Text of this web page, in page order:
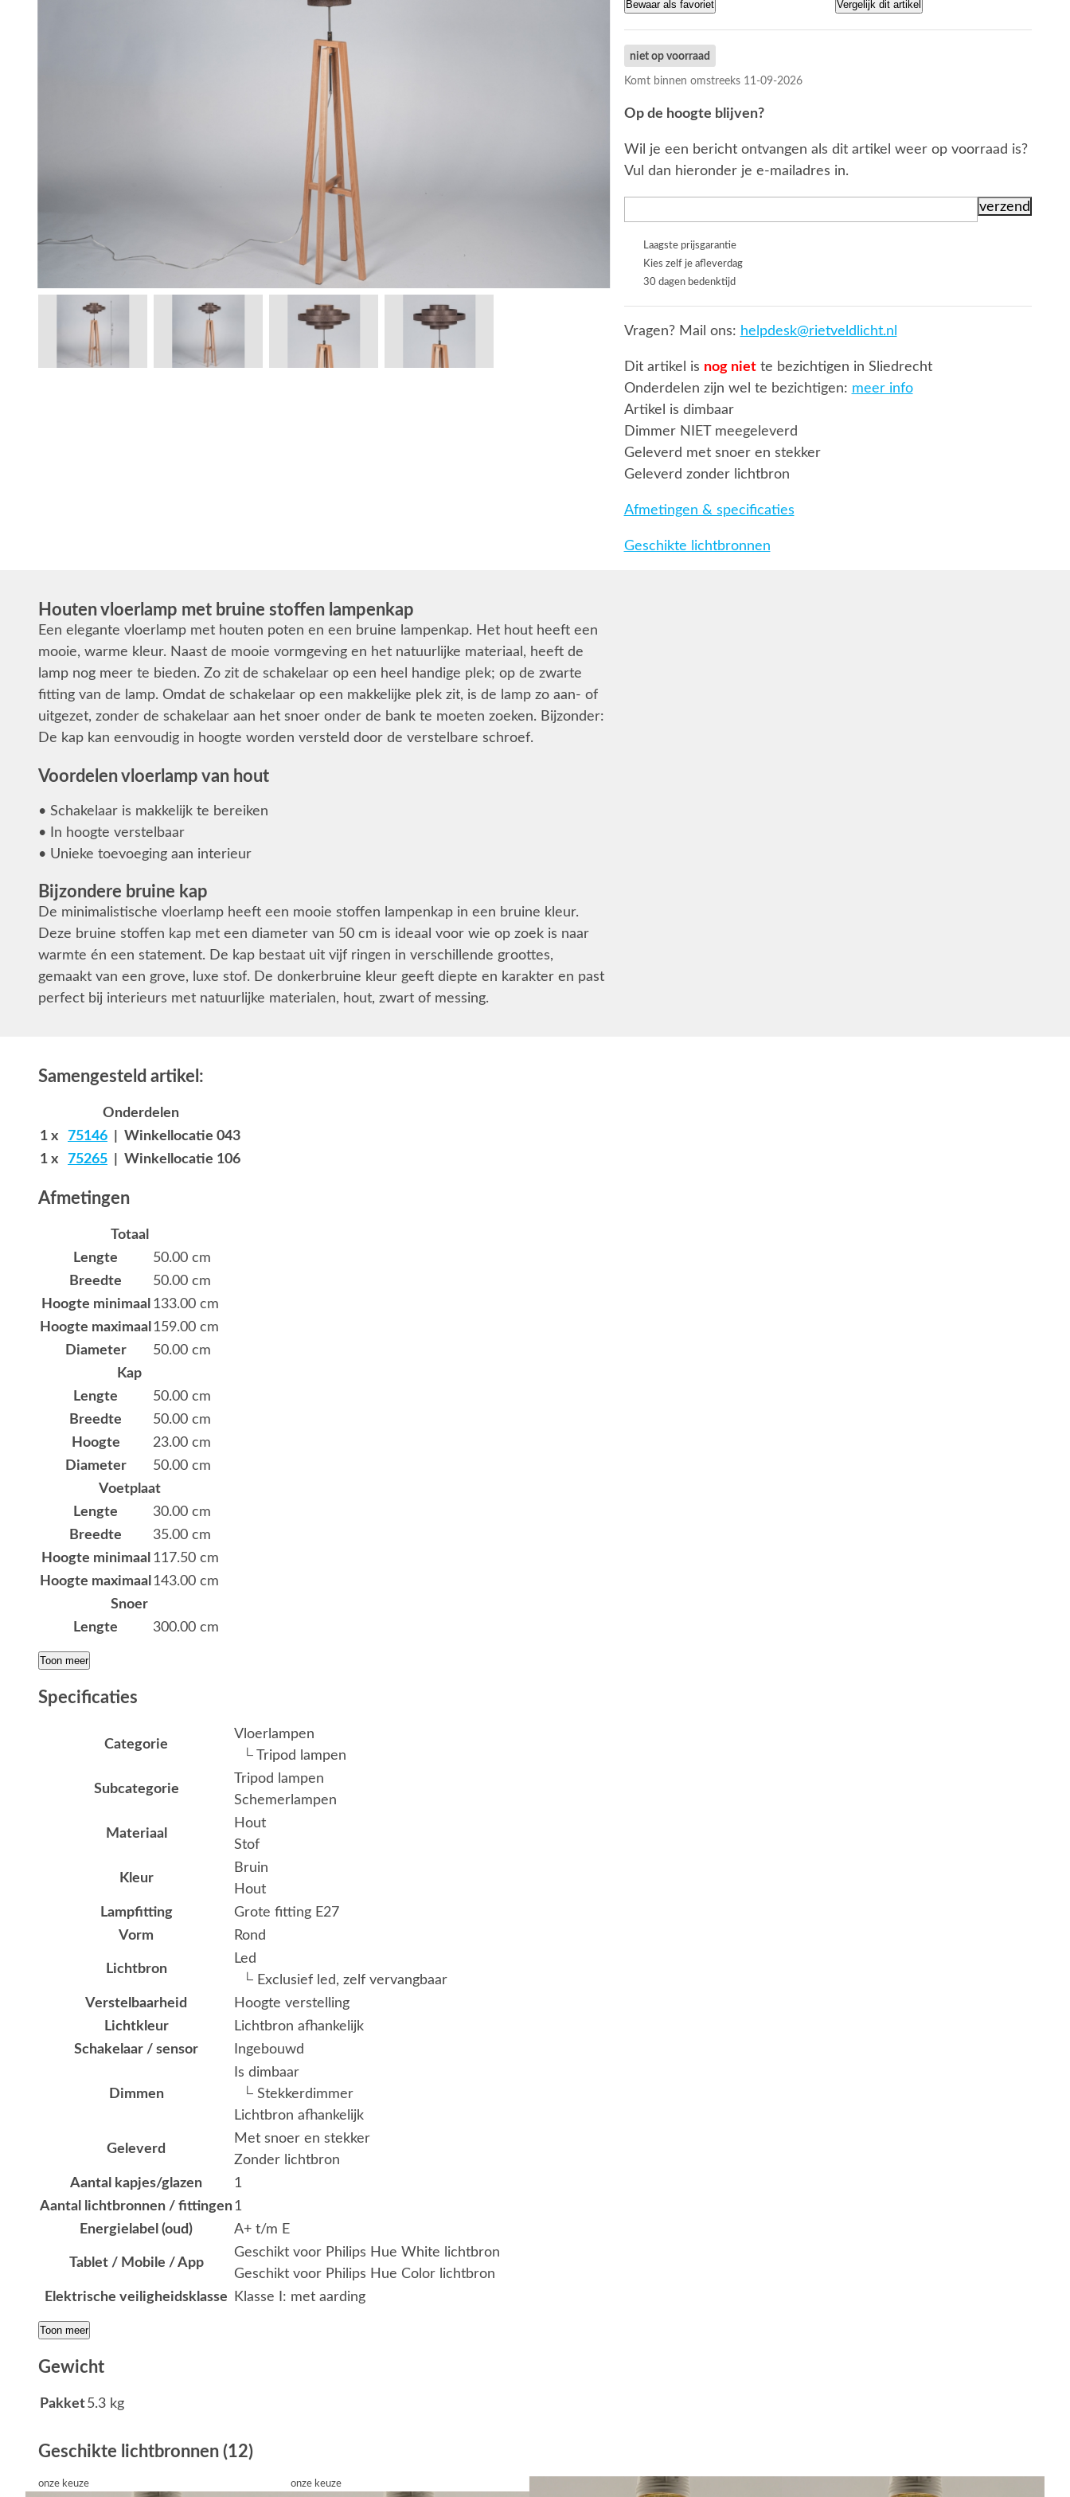
Bewaar als favoriet Vergelijk dit artikel
niet op voorraad
Komt binnen omstreeks 11-09-2026
Op de hoogte blijven?
Wil je een bericht ontvangen als dit artikel weer op voorraad is?
Vul dan hieronder je e-mailadres in.
Laagste prijsgarantie
Kies zelf je afleverdag
30 dagen bedenktijd
Vragen? Mail ons: helpdesk@rietveldlicht.nl
Dit artikel is nog niette bezichtigen in Sliedrecht
Onderdelen zijn wel te bezichtigen: meer info
Artikel is dimbaar
Dimmer NIET meegeleverd
Geleverd met snoer en stekker
Geleverd zonder lichtbron
Afmetingen & specificaties
Geschikte lichtbronnen
Houten vloerlamp met bruine stoffen lampenkap
Een elegante vloerlamp met houten poten en een bruine lampenkap. Het hout heeft een
mooie, warme kleur. Naast de mooie vormgeving en het natuurlijke materiaal, heeft de
lamp nog meer te bieden. Zo zit de schakelaar op een heel handige plek; op de zwarte
fitting van de lamp. Omdat de schakelaar op een makkelijke plek zit, is de lamp zo aan- of
uitgezet, zonder de schakelaar aan het snoer onder de bank te moeten zoeken. Bijzonder:
De kap kan eenvoudig in hoogte worden versteld door de verstelbare schroef.
Voordelen vloerlamp van hout
• Schakelaar is makkelijk te bereiken
• In hoogte verstelbaar
• Unieke toevoeging aan interieur
Bijzondere bruine kap
De minimalistische vloerlamp heeft een mooie stoffen lampenkap in een bruine kleur.
Deze bruine stoffen kap met een diameter van 50 cm is ideaal voor wie op zoek is naar
warmte én een statement. De kap bestaat uit vijf ringen in verschillende groottes,
gemaakt van een grove, luxe stof. De donkerbruine kleur geeft diepte en karakter en past
perfect bij interieurs met natuurlijke materialen, hout, zwart of messing.
Samengesteld artikel:
Onderdelen
1 x 75146 | Winkellocatie 043
1 x 75265 | Winkellocatie 106
Afmetingen
Totaal
Lengte
50.00 cm
Breedte
50.00 cm
Hoogte minimaal 133.00 cm
Hoogte maximaal 159.00 cm
Diameter
50.00 cm
Kap
Lengte
50.00 cm
Breedte
50.00 cm
Hoogte
23.00 cm
Diameter
50.00 cm
Voetplaat
Lengte
30.00 cm
Breedte
35.00 cm
Hoogte minimaal 117.50 cm
Hoogte maximaal 143.00 cm
Snoer
Lengte
300.00 cm
Toon meer
Specificaties
Categorie
Vloerlampen
└ Tripod lampen
Subcategorie
Tripod lampen
Schemerlampen
Materiaal
Hout
Stof
Kleur
Bruin
Hout
Lampfitting
Grote fitting E27
Vorm
Rond
Lichtbron
Led
└ Exclusief led, zelf vervangbaar
Verstelbaarheid
Hoogte verstelling
Lichtkleur
Lichtbron afhankelijk
Schakelaar / sensor
Ingebouwd
Dimmen
Is dimbaar
└ Stekkerdimmer
Lichtbron afhankelijk
Geleverd
Met snoer en stekker
Zonder lichtbron
Aantal kapjes/glazen
1
Aantal lichtbronnen / fittingen1
Energielabel (oud)
A+ t/m E
Tablet / Mobile / App
Geschikt voor Philips Hue White lichtbron
Geschikt voor Philips Hue Color lichtbron
Elektrische veiligheidsklasse
Klasse I: met aarding
Toon meer
Gewicht
Pakket5.3 kg
Geschikte lichtbronnen (12)
onze keuze onze keuze